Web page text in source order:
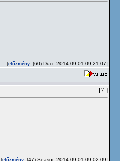
[előzmény: (60) Duci, 2014-09-01 09:21:07]
[7.]
[előzmény: (47) Seasor, 2014-09-01 09:02:09]